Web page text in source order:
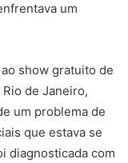
um
show gratuito de
Rio de Janeiro,
um problema de
que estava se
diagnosticada com